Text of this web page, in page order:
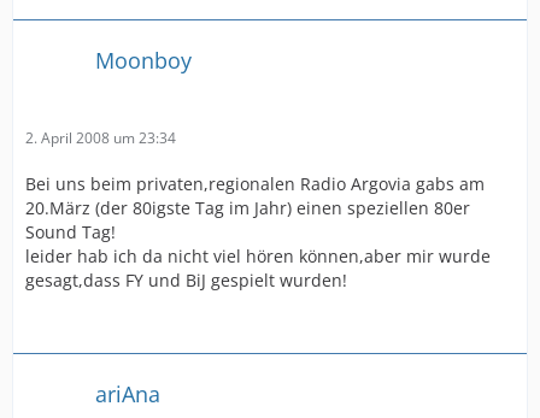
Moonboy
2. April 2008 um 23:34
Bei uns beim privaten,regionalen Radio Argovia gabs am
20.März (der 80igste Tag im Jahr) einen speziellen 80er
Sound Tag!
leider hab ich da nicht viel hören können,aber mir wurde
gesagt,dass FY und BiJ gespielt wurden!
ariAna